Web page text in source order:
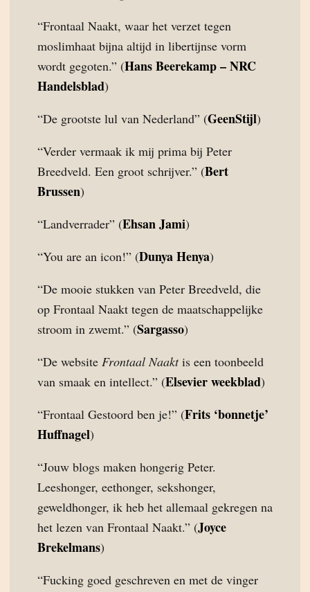
“Frontaal Naakt, waar het verzet tegen
moslimhaat bijna altijd in libertijnse vorm
wordt gegoten.” (Hans Beerekamp – NRC
Handelsblad)
“De grootste lul van Nederland” (GeenStijl)
“Verder vermaak ik mij prima bij Peter
Breedveld. Een groot schrijver.” (Bert
Brussen)
“Landverrader” (Ehsan Jami)
“You are an icon!” (Dunya Henya)
“De mooie stukken van Peter Breedveld, die
op Frontaal Naakt tegen de maatschappelijke
stroom in zwemt.” (Sargasso)
“De website Frontaal Naaktis een toonbeeld
van smaak en intellect.” (Elsevier weekblad)
“Frontaal Gestoord ben je!” (Frits ‘bonnetje’
Huffnagel)
“Jouw blogs maken hongerig Peter.
Leeshonger, eethonger, sekshonger,
geweldhonger, ik heb het allemaal gekregen na
het lezen van Frontaal Naakt.” (Joyce
Brekelmans)
“Fucking goed geschreven en met de vinger